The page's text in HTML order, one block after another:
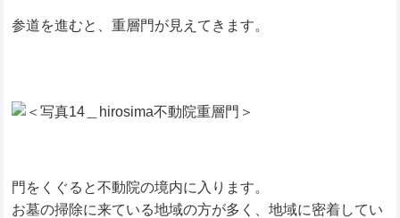
参道を進むと、重層門が見えてきます。
門をくぐると不動院の境内に入ります。
お墓の掃除に来ている地域の方が多く、地域に密着してい